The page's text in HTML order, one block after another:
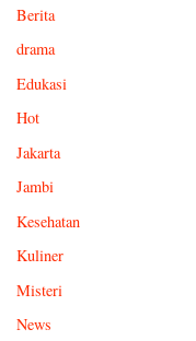
Berita
drama
Edukasi
Hot
Jakarta
Jambi
Kesehatan
Kuliner
Misteri
News